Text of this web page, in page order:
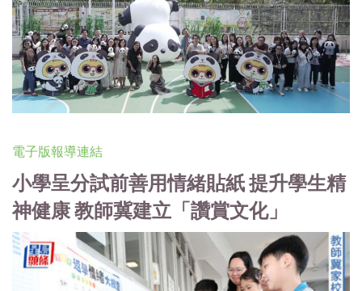
電子版報導連結
小學呈分試前善用情緒貼紙 提升學生精
神健康 教師冀建立「讚賞文化」